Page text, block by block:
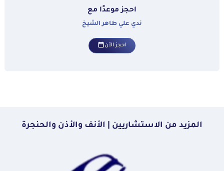
احجز موعدًا مع
ندي علي طاهر الشيخ
احجز الآن
المزيد من الاستشاريين | الأنف والأذن والحنجرة